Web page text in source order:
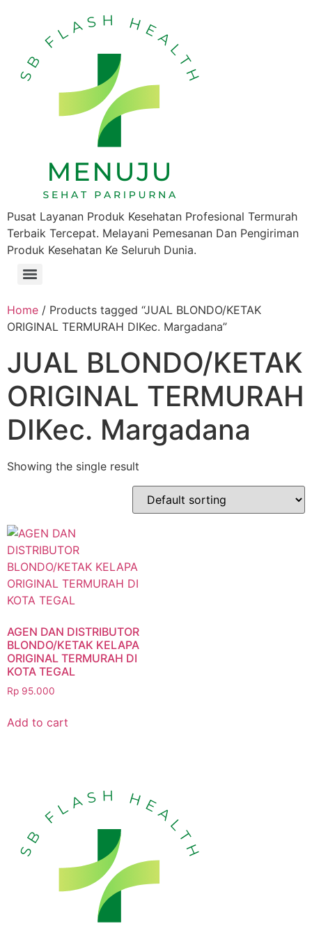
Pusat Layanan Produk Kesehatan Profesional Termurah
Terbaik Tercepat. Melayani Pemesanan Dan Pengiriman
Produk Kesehatan Ke Seluruh Dunia.
Home / Products tagged “JUAL BLONDO/KETAK
ORIGINAL TERMURAH DIKec. Margadana”
JUAL BLONDO/KETAK
ORIGINAL TERMURAH
DIKec. Margadana
Showing the single result
AGEN DAN DISTRIBUTOR
BLONDO/KETAK KELAPA
ORIGINAL TERMURAH DI
KOTA TEGAL
Rp 95.000
Add to cart